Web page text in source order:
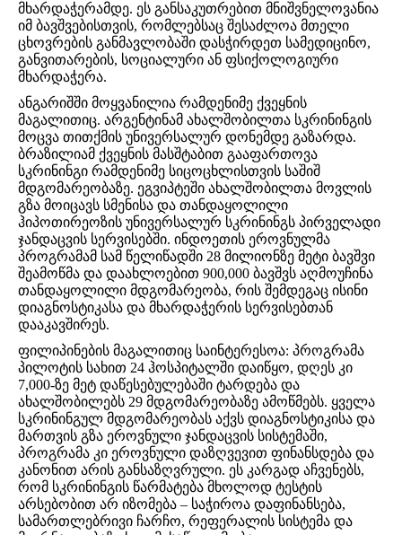
მხარდაჭერამდე. ეს განსაკუთრებით მნიშვნელოვანია
იმ ბავშვებისთვის, რომლებსაც შესაძლოა მთელი
ცხოვრების განმავლობაში დასჭირდეთ სამედიცინო,
განვითარების, სოციალური ან ფსიქოლოგიური
მხარდაჭერა.
ანგარიშში მოყვანილია რამდენიმე ქვეყნის
მაგალითიც. არგენტინამ ახალშობილთა სკრინინგის
მოცვა თითქმის უნივერსალურ დონემდე გაზარდა.
ბრაზილიამ ქვეყნის მასშტაბით გააფართოვა
სკრინინგი რამდენიმე სიცოცხლისთვის საშიშ
მდგომარეობაზე. ეგვიპტეში ახალშობილთა მოვლის
გზა მოიცავს სმენისა და თანდაყოლილი
ჰიპოთირეოზის უნივერსალურ სკრინინგს პირველადი
ჯანდაცვის სერვისებში. ინდოეთის ეროვნულმა
პროგრამამ სამ წელიწადში 28 მილიონზე მეტი ბავშვი
შეამოწმა და დაახლოებით 900,000 ბავშვს აღმოუჩინა
თანდაყოლილი მდგომარეობა, რის შემდეგაც ისინი
დიაგნოსტიკასა და მხარდაჭერის სერვისებთან
დააკავშირეს.
ფილიპინების მაგალითიც საინტერესოა: პროგრამა
პილოტის სახით 24 ჰოსპიტალში დაიწყო, დღეს კი
7,000-ზე მეტ დაწესებულებაში ტარდება და
ახალშობილებს 29 მდგომარეობაზე ამოწმებს. ყველა
სკრინინგულ მდგომარეობას აქვს დიაგნოსტიკისა და
მართვის გზა ეროვნული ჯანდაცვის სისტემაში,
პროგრამა კი ეროვნული დაზღვევით ფინანსდება და
კანონით არის განსაზღვრული. ეს კარგად აჩვენებს,
რომ სკრინინგის წარმატება მხოლოდ ტესტის
არსებობით არ იზომება – საჭიროა დაფინანსება,
სამართლებრივი ჩარჩო, რეფერალის სისტემა და